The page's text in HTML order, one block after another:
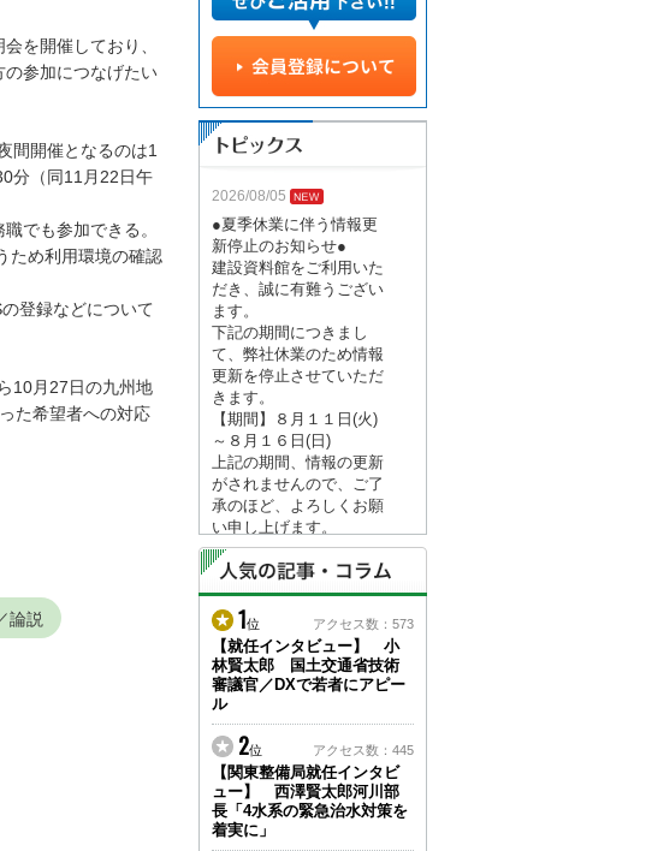
を開催しており、
参加につなげたい
間開催となるのは1
分（同11月22日午
でも参加できる。
ため利用環境の確認
登録などについて
10月27日の九州地
た希望者への対応
論説
2026/08/05
●夏季休業に伴う情報更
新停止のお知らせ●
建設資料館をご利用いた
だき、誠に有難うござい
ます。
下記の期間につきまし
て、弊社休業のため情報
更新を停止させていただ
きます。
【期間】８月１１日(火)
～８月１６日(日)
上記の期間、情報の更新
がされませんので、ご了
承のほど、よろしくお願
い申し上げます。
なお、情報は８月１７日
(月)より登録されます。
2026/04/23
●ゴールデンウィークに
伴う情報更新停止のお知
らせ(05/02～05/10)●
ユーザー各位
建設資料館をご利用いた
だき、誠に有難うござい
ます。
下記の期間につきまし
て、弊社休業のため情報
更新を停止させていただ
1位 アクセス数：573
【就任インタビュー】 小
林賢太郎 国土交通省技術
審議官／DXで若者にアピー
ル
2位 アクセス数：445
【関東整備局就任インタビ
ュー】 西澤賢太郎河川部
長「4水系の緊急治水対策を
着実に」